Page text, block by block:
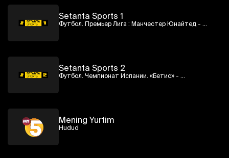
Setanta Sports 1
Футбол. Премьер Лига : Манчестер Юнайтед -
Setanta Sports 2
Футбол. Чемпионат Испании. «Бетис» -
Mening Yurtim
Hudud